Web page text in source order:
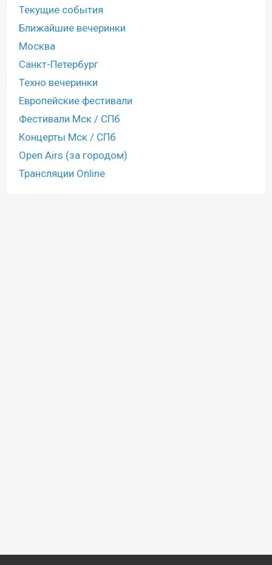
Текущие события
Ближайшие вечеринки
Москва
Санкт-Петербург
Техно вечеринки
Европейские фестивали
Фестивали Мск / СПб
Концерты Мск / СПб
Open Airs (за городом)
Трансляции Online